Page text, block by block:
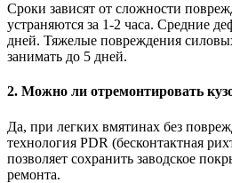
Сроки зависят от сложности
устраняются за 1-2 часа. Средние
дней. Тяжелые повреждения
занимать до 5 дней.
2. Можно ли отремонтировать
Да, при легких вмятинах без
технология PDR (бесконтактная
позволяет сохранить заводское
ремонта.